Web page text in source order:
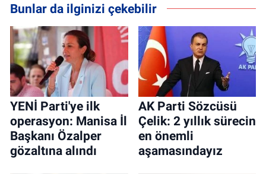
Bunlar da ilginizi çekebilir
YENİ Parti'ye ilk
operasyon: Manisa İl
Başkanı Özalper
gözaltına alındı
AK Parti Sözcüsü
Çelik: 2 yıllık sürecin
en önemli
aşamasındayız